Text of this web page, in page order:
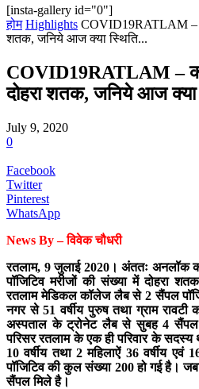
[insta-gallery id="0"]
होम Highlights COVID19RATLAM –
शतक, जनिये आज क्या स्थिति...
COVID19RATLAM –
दोहरा शतक, जनिये आज क्या
July 9, 2020
0
Facebook
Twitter
Pinterest
WhatsApp
News By – विवेक चौधरी
रतलाम, 9 जुलाई 2020। अंततः अनलॉक
पॉजिटिव मरीजों की संख्या में दोहरा
रतलाम मेडिकल कॉलेज लैब से 2 सैंपल
नगर से 51 वर्षीय पुरुष तथा ग्राम रावटी
अस्पताल के ट्रोनेट लैब से सुबह 4 सैंपल
परिसर रतलाम के एक ही परिवार के सदस्य
10 वर्षीय तथा 2 महिलाऐं 36 वर्षीय एवं
पॉजिटिव की कुल संख्या 200 हो गई है।
सैंपल मिले है।